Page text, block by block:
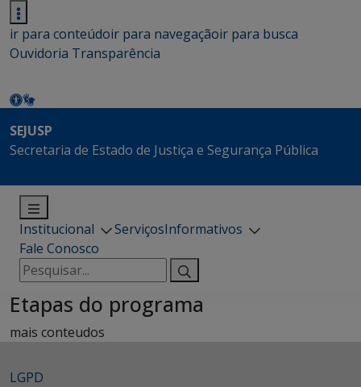
ir para conteúdoir para navegaçãoir para busca
Ouvidoria Transparência
SEJUSP
Secretaria de Estado de Justiça e Segurança Pública
Institucional ServiçosInformativos
Fale Conosco
Pesquisar
por:
Etapas do programa
mais conteudos
LGPD